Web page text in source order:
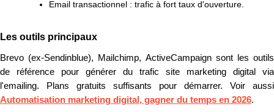
Email transactionnel : trafic à fort taux d'ouverture.
Les outils principaux
Brevo (ex-Sendinblue), Mailchimp, ActiveCampaign sont les outils
de référence pour générer du trafic site marketing digital via
l'emailing. Plans gratuits suffisants pour démarrer. Voir aussi
Automatisation marketing digital, gagner du temps en 2026.